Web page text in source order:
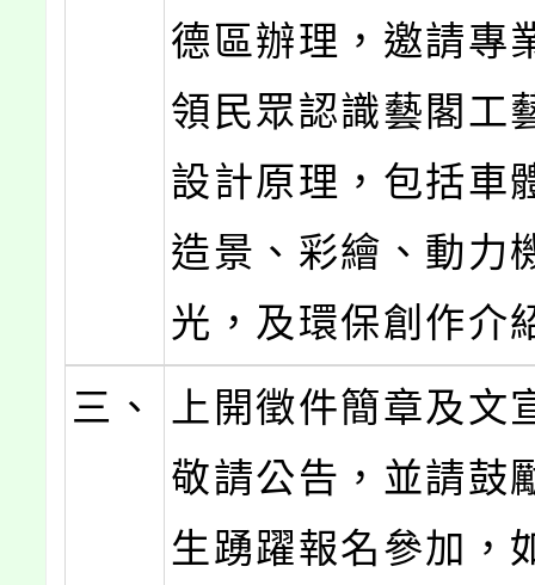
德區辦理，邀請專
領民眾認識藝閣工
設計原理，包括車
造景、彩繪、動力
光，及環保創作介
三、
上開徵件簡章及文
敬請公告，並請鼓
生踴躍報名參加，